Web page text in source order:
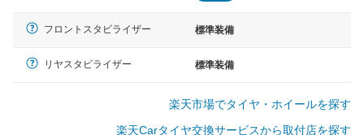
フロントスタビライザー 標準装備
リヤスタビライザー 標準装備
楽天市場でタイヤ・ホイールを探す
楽天Carタイヤ交換サービスから取付店を探す